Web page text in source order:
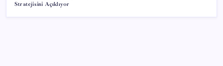
Stratejisini Açıklıyor